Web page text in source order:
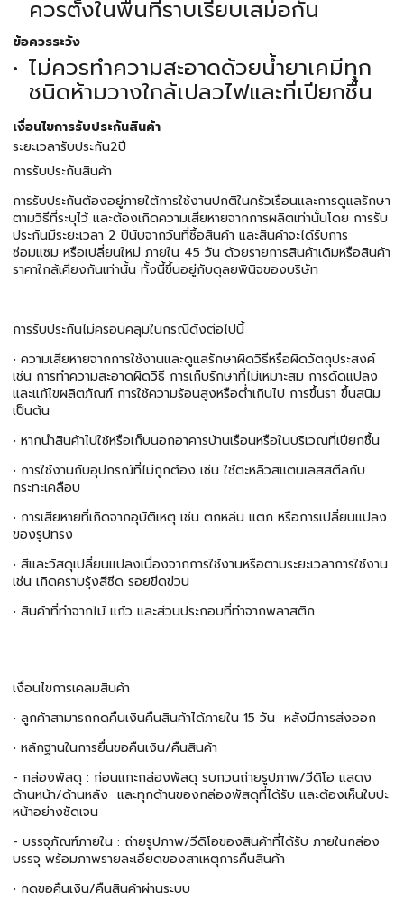
ควรตั้งในพื้นที่ราบเรียบเสมอกัน
ข้อควรระวัง
ไม่ควรทำความสะอาดด้วยน้ำยาเคมีทุก
ชนิดห้ามวางใกล้เปลวไฟและที่เปียกชื้น
เงื่อนไขการรับประกันสินค้า
ระยะเวลารับประกัน2ปี
การรับประกันสินค้า
การรับประกันต้องอยู่ภายใต้การใช้งานปกติในครัวเรือนและการดูแลรักษา
ตามวิธีที่ระบุไว้ และต้องเกิดความเสียหายจากการผลิตเท่านั้นโดย การรับ
ประกันมีระยะเวลา 2 ปีนับจากวันที่ซื้อสินค้า และสินค้าจะได้รับการ
ซ่อมแซม หรือเปลี่ยนใหม่ ภายใน 45 วัน ด้วยรายการสินค้าเดิมหรือสินค้า
ราคาใกล้เคียงกันเท่านั้น ทั้งนี้ขึ้นอยู่กับดุลยพินิจของบริษัท
การรับประกันไม่ครอบคลุมในกรณีดังต่อไปนี้
• ความเสียหายจากการใช้งานและดูแลรักษาผิดวิธีหรือผิดวัตถุประสงค์
เช่น การทำความสะอาดผิดวิธี การเก็บรักษาที่ไม่เหมาะสม การดัดแปลง
และแก้ไขผลิตภัณฑ์ การใช้ความร้อนสูงหรือต่ำเกินไป การขึ้นรา ขึ้นสนิม
เป็นต้น
• หากนำสินค้าไปใช้หรือเก็บนอกอาคารบ้านเรือนหรือในบริเวณที่เปียกชื้น
• การใช้งานกับอุปกรณ์ที่ไม่ถูกต้อง เช่น ใช้ตะหลิวสแตนเลสสตีลกับ
กระทะเคลือบ
• การเสียหายที่เกิดจากอุบัติเหตุ เช่น ตกหล่น แตก หรือการเปลี่ยนแปลง
ของรูปทรง
• สีและวัสดุเปลี่ยนแปลงเนื่องจากการใช้งานหรือตามระยะเวลาการใช้งาน
เช่น เกิดคราบรุ้งสีซีด รอยขีดข่วน
• สินค้าที่ทำจากไม้ แก้ว และส่วนประกอบที่ทำจากพลาสติก
เงื่อนไขการเคลมสินค้า
• ลูกค้าสามารถกดคืนเงินคืนสินค้าได้ภายใน 15 วัน หลังมีการส่งออก
• หลักฐานในการยื่นขอคืนเงิน/คืนสินค้า
- กล่องพัสดุ : ก่อนแกะกล่องพัสดุ รบกวนถ่ายรูปภาพ/วีดิโอ แสดง
ด้านหน้า/ด้านหลัง และทุกด้านของกล่องพัสดุที่ได้รับ และต้องเห็นใบปะ
หน้าอย่างชัดเจน
- บรรจุภัณฑ์ภายใน : ถ่ายรูปภาพ/วีดิโอของสินค้าที่ได้รับ ภายในกล่อง
บรรจุ พร้อมภาพรายละเอียดของสาเหตุการคืนสินค้า
• กดขอคืนเงิน/คืนสินค้าผ่านระบบ